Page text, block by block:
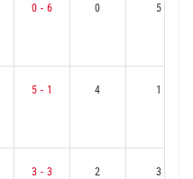
0 - 6 0 5
5 - 1 4 1
3 - 3 2 3